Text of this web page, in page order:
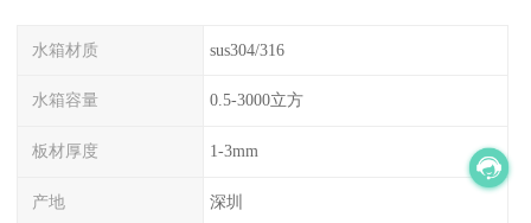
水箱材质 sus304/316
水箱容量 0.5-3000立方
板材厚度 1-3mm
产地 深圳